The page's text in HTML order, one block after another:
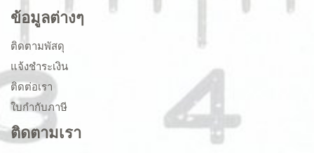
ข้อมูลต่างๆ
ติดตามพัสดุ
แจ้งชำระเงิน
ติดต่อเรา
ใบกำกับภาษี
ติดตามเรา